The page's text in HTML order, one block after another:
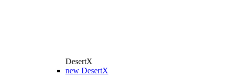
DesertX
new DesertX